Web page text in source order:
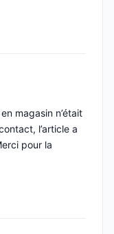
magasin n’était
l’article a
pour la